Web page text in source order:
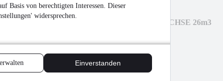
Basis von berechtigten Interessen. Dieser
widersprechen.
Einverstanden
Schmitz Cargobull SL06-7,2 LIFTACHSE 26m3
8.750 € (Netto)¹
10.412 € (Brutto)
Kipper•Bis 35.000 kg•EZ 07/2010